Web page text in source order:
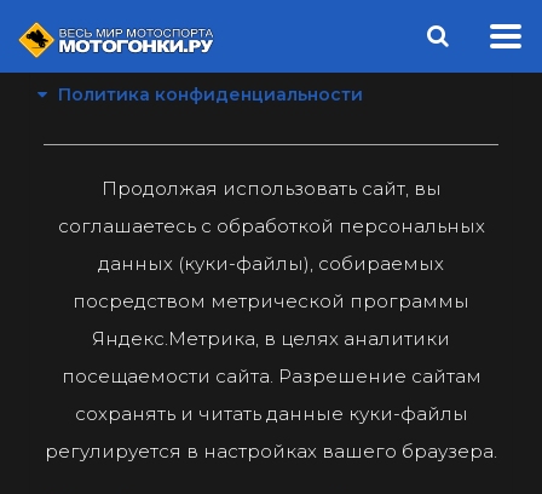
Политика конфиденциальности
Продолжая использовать сайт, вы
соглашаетесь с обработкой персональных
данных (куки-файлы), собираемых
посредством метрической программы
Яндекс.Метрика, в целях аналитики
посещаемости сайта. Разрешение сайтам
сохранять и читать данные куки-файлы
регулируется в настройках вашего браузера.